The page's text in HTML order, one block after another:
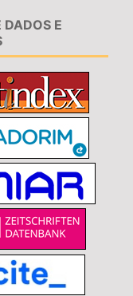
DADOS E